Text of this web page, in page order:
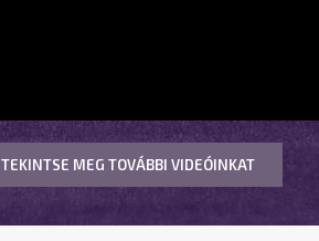
TEKINTSE MEG TOVÁBBI VIDEÓINKAT